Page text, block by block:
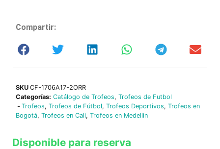
Compartir:
SKU CF-1706A17-2ORR
Categorías: Catálogo de Trofeos, Trofeos de Futbol
- Trofeos, Trofeos de Fútbol, Trofeos Deportivos, Trofeos en
Bogotá, Trofeos en Cali, Trofeos en Medellin
Disponible para reserva